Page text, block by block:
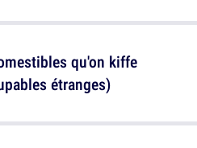
qu'on kiffe
étranges)